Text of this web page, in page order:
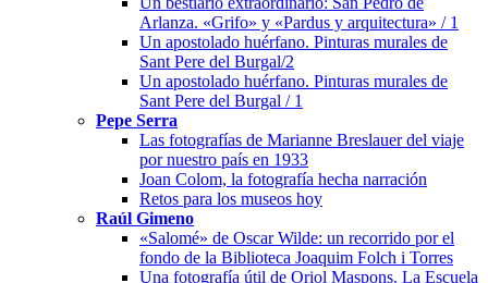
Arlanza. «Grifo» y «Pardus y arquitectura» / 1
Un apostolado huérfano. Pinturas murales de
Sant Pere del Burgal/2
Un apostolado huérfano. Pinturas murales de
Sant Pere del Burgal / 1
Pepe Serra
Las fotografías de Marianne Breslauer del viaje
por nuestro país en 1933
Joan Colom, la fotografía hecha narración
Retos para los museos hoy
Raúl Gimeno
«Salomé» de Oscar Wilde: un recorrido por el
fondo de la Biblioteca Joaquim Folch i Torres
Una fotografía útil de Oriol Maspons. La Escuela